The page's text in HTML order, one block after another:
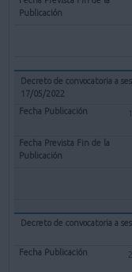
Decreto de convocatoria a
17/05/2022
Decreto de convocatoria a